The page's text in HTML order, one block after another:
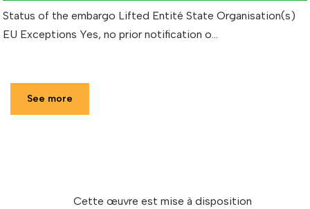
Status of the embargo Lifted Entité State Organisation(s)
EU Exceptions Yes, no prior notification o…
See more
Cette œuvre est mise à disposition